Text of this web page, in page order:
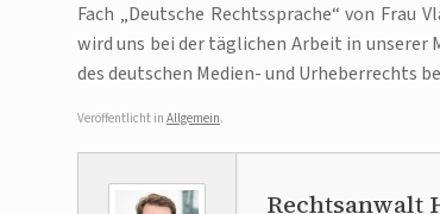
Fach „Deutsche Rechtssprache“ von Frau
wird uns bei der täglichen Arbeit in
des deutschen Medien- und Urheberrechts
Veröffentlicht in Allgemein.
Rechtsanwalt